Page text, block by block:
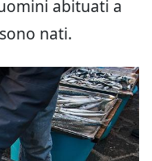
abituati a
nati.